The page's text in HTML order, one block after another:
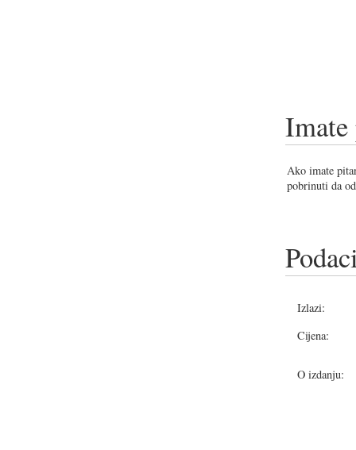
Imate
Ako imate
pobrinuti da
Izlazi:
Cijena:
O izdanju: